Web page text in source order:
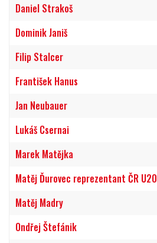
Daniel Strakoš
Dominik Janiš
Filip Stalcer
František Hanus
Jan Neubauer
Lukáš Csernai
Marek Matějka
Matěj Ďurovec reprezentant ČR U20
Matěj Madry
Ondřej Štefánik